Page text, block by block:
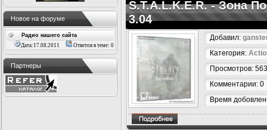
Новое на форуме
Радио нашего сайта
Дата:17.08.2011
Ответов в теме: 0
Партнеры
S.T.A.L.K.E.R. - Зона
3.04
Добавил:
Категория:
Просмотров: 563
Комментарии: 0
Время